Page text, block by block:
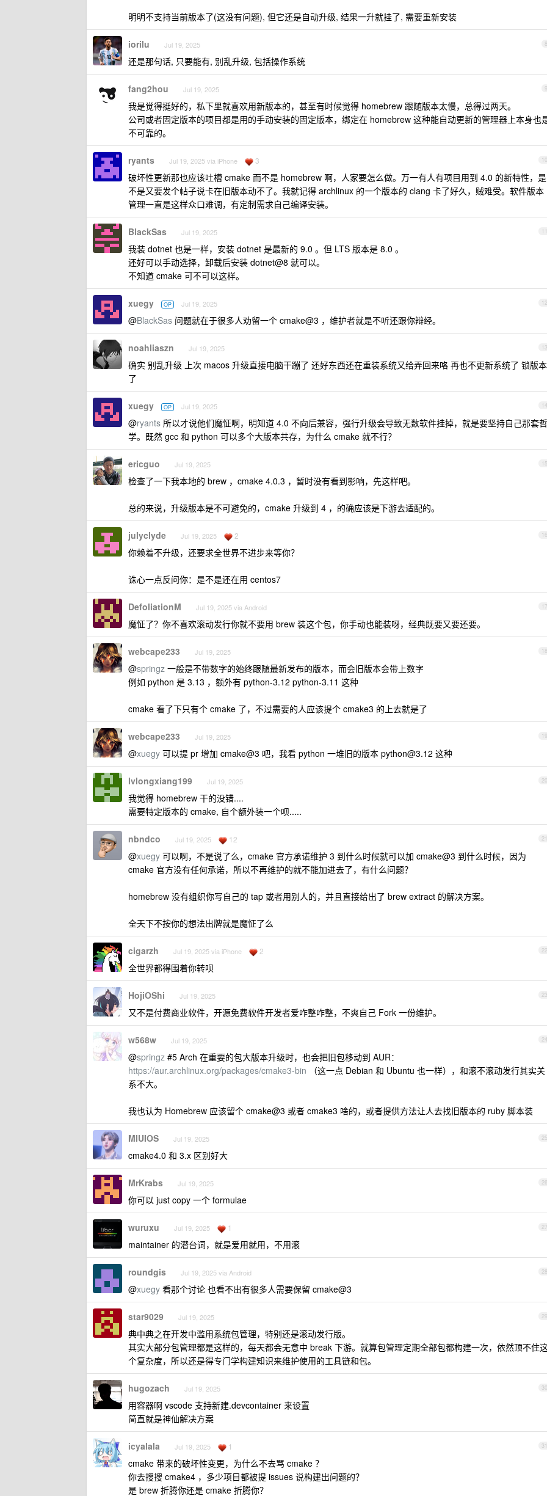
明明不支持当前版本了(这没有问题), 但它还是自动升级, 结果一升就挂了, 需要重新安装
8
iorilu Jul 19, 2025
还是那句话, 只要能有, 别乱升级, 包括操作系统
9
fang2hou Jul 19, 2025
我是觉得挺好的，私下里就喜欢用新版本的，甚至有时候觉得 homebrew 跟随版本太慢，总得过两天。
公司或者固定版本的项目都是用的手动安装的固定版本，绑定在 homebrew 这种能自动更新的管理器上本身也
不可靠的。
10
ryants Jul 19, 2025 via iPhone 3
破坏性更新那也应该吐槽 cmake 而不是 homebrew 啊，人家要怎么做。万一有人有项目用到 4.0 的新特性，是
不是又要发个帖子说卡在旧版本动不了。我就记得 archlinux 的一个版本的 clang 卡了好久，贼难受。软件版本
管理一直是这样众口难调，有定制需求自己编译安装。
11
BlackSas Jul 19, 2025
我装 dotnet 也是一样，安装 dotnet 是最新的 9.0 。但 LTS 版本是 8.0 。
还好可以手动选择，卸载后安装 dotnet@8 就可以。
不知道 cmake 可不可以这样。
12
xuegy OP Jul 19, 2025
@BlackSas 问题就在于很多人劝留一个 cmake@3 ，维护者就是不听还跟你辩经。
13
noahliaszn Jul 19, 2025
确实 别乱升级 上次 macos 升级直接电脑干蹦了 还好东西还在重装系统又给弄回来咯 再也不更新系统了 锁版本
了
14
xuegy OP Jul 19, 2025
@ryants 所以才说他们魔怔啊，明知道 4.0 不向后兼容，强行升级会导致无数软件挂掉，就是要坚持自己那套哲
学。既然 gcc 和 python 可以多个大版本共存，为什么 cmake 就不行？
15
ericguo Jul 19, 2025
检查了一下我本地的 brew ，cmake 4.0.3 ，暂时没有看到影响，先这样吧。
总的来说，升级版本是不可避免的，cmake 升级到 4 ，的确应该是下游去适配的。
16
julyclyde Jul 19, 2025 2
你赖着不升级，还要求全世界不进步来等你？
诛心一点反问你：是不是还在用 centos7
17
DefoliationM Jul 19, 2025 via Android
魔怔了？你不喜欢滚动发行你就不要用 brew 装这个包，你手动也能装呀，经典既要又要还要。
18
webcape233 Jul 19, 2025
@springz 一般是不带数字的始终跟随最新发布的版本，而会旧版本会带上数字
例如 python 是 3.13 ，额外有 python-3.12 python-3.11 这种
cmake 看了下只有个 cmake 了，不过需要的人应该提个 cmake3 的上去就是了
19
webcape233 Jul 19, 2025
@xuegy 可以提 pr 增加 cmake@3 吧，我看 python 一堆旧的版本 python@3.12 这种
20
lvlongxiang199 Jul 19, 2025
我觉得 homebrew 干的没错....
需要特定版本的 cmake, 自个额外装一个呗.....
21
nbndco Jul 19, 2025 12
@xuegy 可以啊，不是说了么，cmake 官方承诺维护 3 到什么时候就可以加 cmake@3 到什么时候，因为
cmake 官方没有任何承诺，所以不再维护的就不能加进去了，有什么问题？
homebrew 没有组织你写自己的 tap 或者用别人的，并且直接给出了 brew extract 的解决方案。
全天下不按你的想法出牌就是魔怔了么
22
cigarzh Jul 19, 2025 via iPhone 2
全世界都得围着你转呗
23
HojiOShi Jul 19, 2025
又不是付费商业软件，开源免费软件开发者爱咋整咋整，不爽自己 Fork 一份维护。
24
w568w Jul 19, 2025
@springz #5 Arch 在重要的包大版本升级时，也会把旧包移动到 AUR：
https://aur.archlinux.org/packages/cmake3-bin （这一点 Debian 和 Ubuntu 也一样），和滚不滚动发行其实关
系不大。
我也认为 Homebrew 应该留个 cmake@3 或者 cmake3 啥的，或者提供方法让人去找旧版本的 ruby 脚本装
25
MIUIOS Jul 19, 2025
cmake4.0 和 3.x 区别好大
26
MrKrabs Jul 19, 2025
你可以 just copy 一个 formulae
27
wuruxu Jul 19, 2025 1
maintainer 的潜台词，就是爱用就用，不用滚
28
roundgis Jul 19, 2025 via Android
@xuegy 看那个讨论 也看不出有很多人需要保留 cmake@3
29
star9029 Jul 19, 2025
典中典之在开发中滥用系统包管理，特别还是滚动发行版。
其实大部分包管理都是这样的，每天都会无意中 break 下游。就算包管理定期全部包都构建一次，依然顶不住
个复杂度，所以还是得专门学构建知识来维护使用的工具链和包。
30
hugozach Jul 19, 2025
用容器啊 vscode 支持新建.devcontainer 来设置
简直就是神仙解决方案
31
icyalala Jul 19, 2025 1
cmake 带来的破坏性变更，为什么不去骂 cmake ？
你去搜搜 cmake4 ，多少项目都被提 issues 说构建出问题的？
是 brew 折腾你还是 cmake 折腾你？